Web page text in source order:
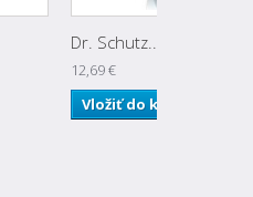
Dr. Schutz...
12,69 €
Vložiť do košíka